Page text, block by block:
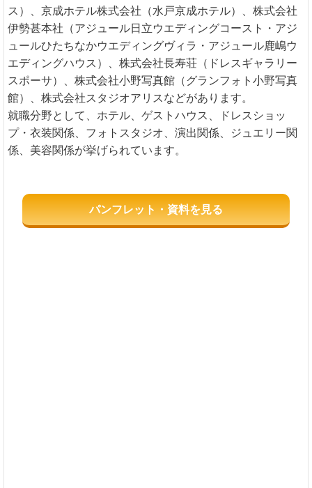
ス）、京成ホテル株式会社（水戸京成ホテル）、株式会社
伊勢甚本社（アジュール日立ウエディングコースト・アジ
ュールひたちなかウエディングヴィラ・アジュール鹿嶋ウ
エディングハウス）、株式会社長寿荘（ドレスギャラリー
スポーサ）、株式会社小野写真館（グランフォト小野写真
館）、株式会社スタジオアリスなどがあります。
就職分野として、ホテル、ゲストハウス、ドレスショッ
プ・衣装関係、フォトスタジオ、演出関係、ジュエリー関
係、美容関係が挙げられています。
パンフレット・資料を見る